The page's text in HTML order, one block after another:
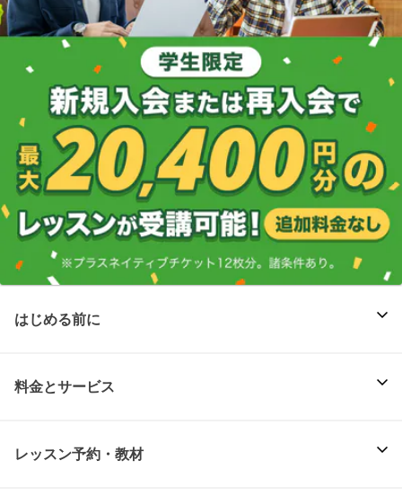
はじめる前に
料金とサービス
レッスン予約・教材